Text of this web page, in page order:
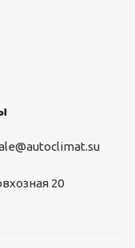
20